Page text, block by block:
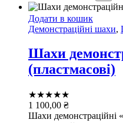
Додати в кошик
Демонстраційні шахи,
Шахи
(пластмасові)
★★★★★
1 100,00 ₴
Шахи демонстраційні